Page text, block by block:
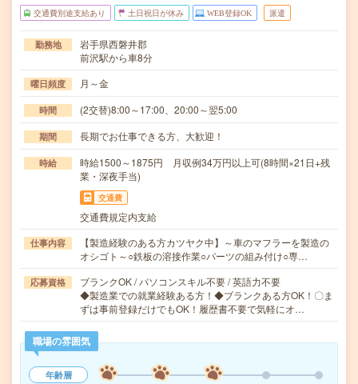
交通費別途支給あり 土日祝日が休み WEB登録OK 派遣
勤務地
岩手県西磐井郡
前沢駅から車8分
曜日頻度 月～金
時間 (2交替)8:00～17:00、20:00～翌5:00
期間 長期でお仕事できる方、大歓迎！
時給
時給1500～1875円 月収例34万円以上可(8時間×21日+残
業・深夜手当)
交通費
交通費規定内支給
仕事内容
【製造経験のある方カツヤク中】～車のマフラーを製造の
オシゴト～○鉄板の溶接作業○パーツの組み付け○専…
応募資格
ブランクOK / パソコンスキル不要 / 英語力不要
◆製造業での就業経験ある方！◆ブランクある方OK！〇ま
ずは事前登録だけでもOK！履歴書不要で気軽にオ…
職場の雰囲気
年齢層